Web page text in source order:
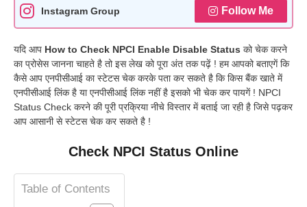
Instagram Group Follow Me
यदि आप How to Check NPCI Enable Disable Status को चेक करने
का प्रोसेस जानना चाहते है तो इस लेख को पूरा अंत तक पढ़ें ! हम आपको बताएगें कि
कैसे आप एनपीसीआई का स्टेटस चेक करके पता कर सकते है कि किस बैंक खाते में
एनपीसीआई लिंक है या एनपीसीआई लिंक नहीं है इसको भी चेक कर पायगें ! NPCI
Status Check करने की पूरी प्रक्रिया नीचे विस्तार में बताई जा रही है जिसे पढ़कर
आप आसानी से स्टेटस चेक कर सकते है !
Check NPCI Status Online
Table of Contents